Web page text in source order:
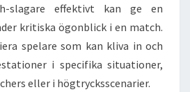
slagare effektivt kan ge en
kritiska ögonblick i en match.
spelare som kan kliva in och
i specifika situationer,
eller i högtrycksscenarier.